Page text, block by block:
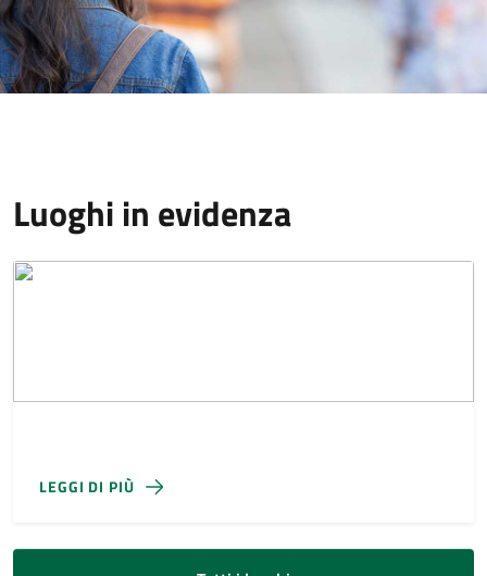
Luoghi in evidenza
LEGGI DI PIÙ